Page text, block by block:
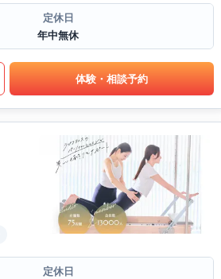
定休日
年中無休
体験・相談予約
定休日